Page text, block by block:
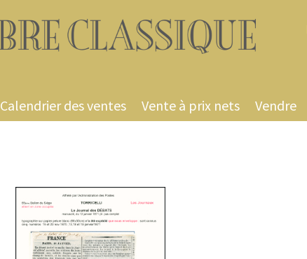
Calendrier des ventes Vente à prix nets Vendre